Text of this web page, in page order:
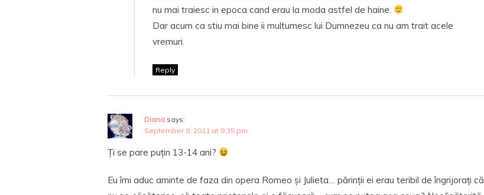
nu mai traiesc in epoca cand erau la moda astfel de haine.
Dar acum ca stiu mai bine ii multumesc lui Dumnezeu ca nu am trait acele
vremuri.
Reply
Diana says:
September 8, 2011 at 8:35 pm
Ți se pare puțin 13-14 ani?
Eu îmi aduc aminte de faza din opera Romeo și Julieta… părinții ei erau teribil de îngrijorați că